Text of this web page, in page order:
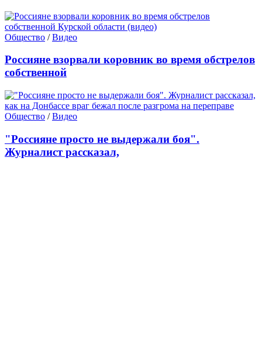
Общество /Видео
Россияне взорвали коровник во время обстрелов
собственной
Общество /Видео
"Россияне просто не выдержали боя".
Журналист рассказал,